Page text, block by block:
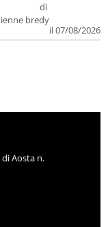
di
bredy
il 07/08/2026
Aosta n.